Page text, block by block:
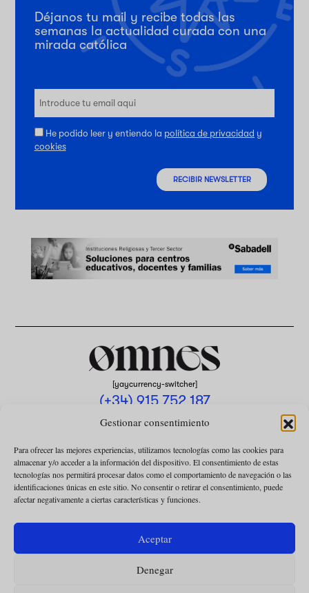
Gestionar consentimiento
Para ofrecer las mejores experiencias, utilizamos tecnologías como las cookies para
almacenar y/o acceder a la información del dispositivo. El consentimiento de estas
tecnologías nos permitirá procesar datos como el comportamiento de navegación o las
identificaciones únicas en este sitio. No consentir o retirar el consentimiento, puede
afectar negativamente a ciertas características y funciones.
Aceptar
Denegar
Déjanos tu mail y recibe todas las
semanas la actualidad curada con una
mirada católica
He podido leer y entiendo la política de privacidad y
cookies
RECIBIR NEWSLETTER
[yaycurrency-switcher]
(+34) 915 752 187
omnes@omnesmag.com
POLÍTICA DE PRIVACIDAD
USO DE COOKIES
CONDICIONES DE LA COLABORACIÓN